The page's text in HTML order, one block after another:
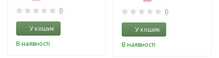
0
У кошик
В наявності
0
У кошик
В наявності